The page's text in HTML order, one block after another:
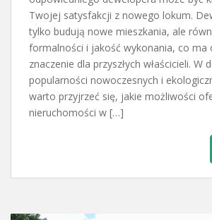
Twojej satysfakcji z nowego lokum.
tylko budują nowe mieszkania, ale
formalności i jakość wykonania, co ma
znaczenie dla przyszłych właścicieli. W
popularności nowoczesnych i
warto przyjrzeć się, jakie możliwości
nieruchomości w […]